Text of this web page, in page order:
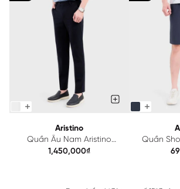
Aristino
Quần Âu Nam Aristino
Regular Fit ATR202S0H2
1,450,000₫
Quần
Regular